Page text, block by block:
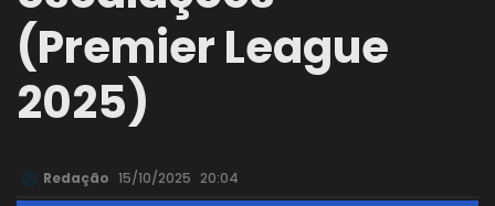
(Premier League
2025)
Redação 15/10/2025 20:04